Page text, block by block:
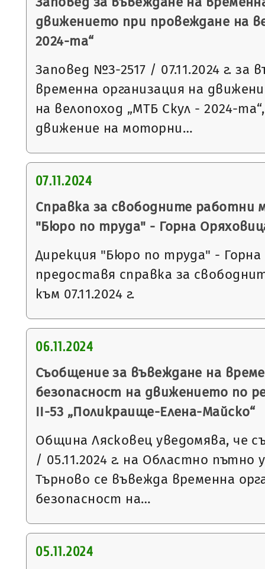
движението при провеждане на
2024-та“
Заповед №З-2517 / 07.11.2024 г. за
временна организация на
на велопоход „МТБ Скул - 2024-
движение на моторни…
07.11.2024
Справка за свободните работни
"Бюро по труда" - Горна
Дирекция "Бюро по труда" -
предоставя справка за
към 07.11.2024 г.
06.11.2024
Съобщение за въвеждане на
безопасност на движението по
ІІ-53 „Поликраище-Елена-Майско“
Община Лясковец уведомява, че
/ 05.11.2024 г. на Областно пътно
Търново се въвежда временна
безопасност на…
05.11.2024